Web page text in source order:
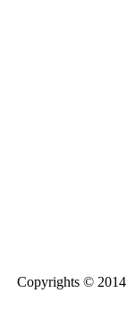
Copyrights © 2014